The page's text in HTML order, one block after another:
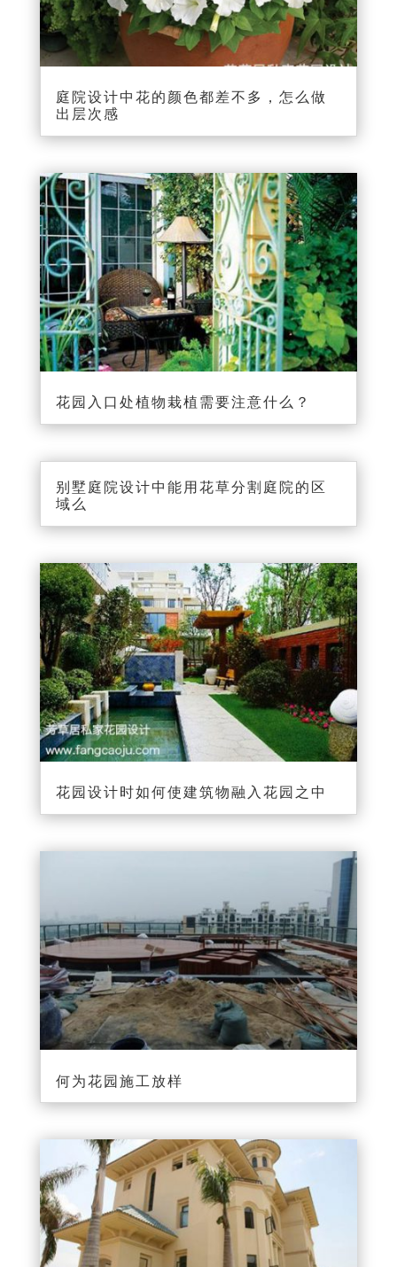
庭院设计中花的颜色都差不多，怎么做
出层次感
花园入口处植物栽植需要注意什么？
别墅庭院设计中能用花草分割庭院的区
域么
花园设计时如何使建筑物融入花园之中
何为花园施工放样